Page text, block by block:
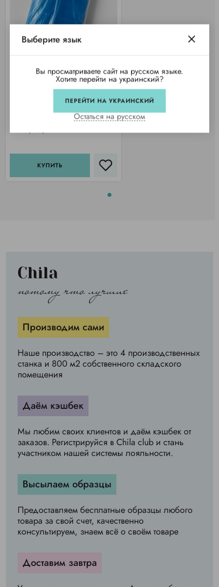
Фартук полиэтиленовый 50
мкм, голубой (25 шт/уп)
Купили 31 раз
КУПИТЬ
Chila
потому что лучшие
Производим сами
Наше производство – это 4 производственных
станка и 800 м2 собственного складского
помещения
Даём кэшбек
Мы любим своих клиентов и даём кэшбек от
заказов. Регистрируйся в Chila club и стань
участником нашей системы лояльности.
Высылаем образцы
Предоставляем бесплатные образцы любого
товара за свой счет, качественно
консультируем, знаем всё о своём товаре
Доставим завтра
Выберите язык
Вы просматриваете сайт на русском языке.
Хотите перейти на украинский?
ПЕРЕЙТИ НА УКРАИНСКИЙ
Остаться на русском